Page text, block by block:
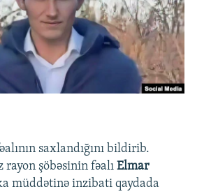
saxlandığını bildirib.
rayon şöbəsinin fəalı Elmar
müddətinə inzibati qaydada